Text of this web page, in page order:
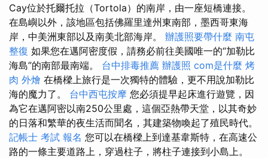
Cay位於托爾托拉（Tortola）的南岸，由一座短橋連接。
在島嶼以外，該地區包括佛羅里達州東南部，墨西哥東海
岸，中美洲東部以及南美北部海岸。 辦護照要帶什麼 南屯
整復 如果您在邁阿密度假，請務必前往美國唯一的“加勒比
海島”的南部最南端。 台中排毒推薦 辦護照 com是什麼 烤
肉 外燴 在橋樑上旅行是一次獨特的體驗，更不用說加勒比
海的魔力了。 台中西屯按摩 您必須提早起床進行遊覽，因
為它在邁阿密以南250公里處，這個亞熱帶天堂，以其奇妙
的日落和繁華的夜生活而聞名，其建築物喚起了殖民時代。
記帳士 考試 報名 您可以在橋樑上到達基韋斯特，在高速公
路的一條主要道路上，穿過柱子，將柱子連接到小島上。